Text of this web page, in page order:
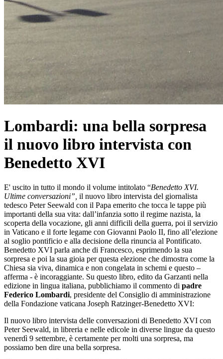
Lombardi: una bella sorpresa
il nuovo libro intervista con
Benedetto XVI
E' uscito in tutto il mondo il volume intitolato “Benedetto XVI.
Ultime conversazioni”, il nuovo libro intervista del giornalista
tedesco Peter Seewald con il Papa emerito che tocca le tappe più
importanti della sua vita: dall’infanzia sotto il regime nazista, la
scoperta della vocazione, gli anni difficili della guerra, poi il servizio
in Vaticano e il forte legame con Giovanni Paolo II, fino all’elezione
al soglio pontificio e alla decisione della rinuncia al Pontificato.
Benedetto XVI parla anche di Francesco, esprimendo la sua
sorpresa e poi la sua gioia per questa elezione che dimostra come la
Chiesa sia viva, dinamica e non congelata in schemi e questo –
afferma - è incoraggiante. Su questo libro, edito da Garzanti nella
edizione in lingua italiana, pubblichiamo il commento di padre
Federico Lombardi, presidente del Consiglio di amministrazione
della Fondazione vaticana Joseph Ratzinger-Benedetto XVI:
Il nuovo libro intervista delle conversazioni di Benedetto XVI con
Peter Seewald, in libreria e nelle edicole in diverse lingue da questo
venerdì 9 settembre, è certamente per molti una sorpresa, ma
possiamo ben dire una bella sorpresa.